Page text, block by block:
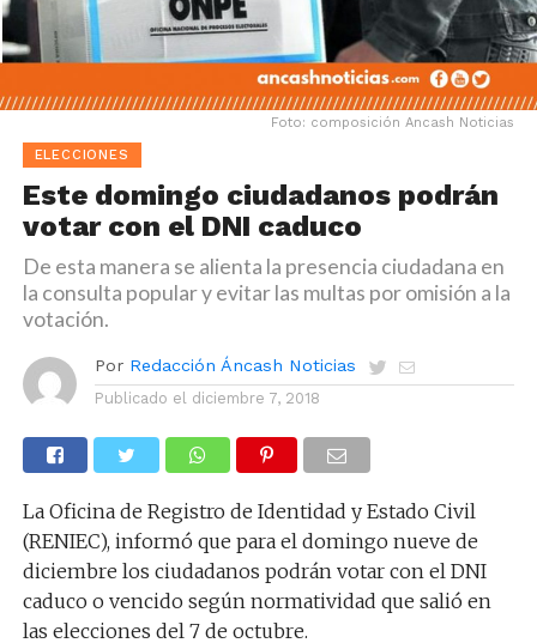
Foto: composición Ancash Noticias
ELECCIONES
Este domingo ciudadanos podrán
votar con el DNI caduco
De esta manera se alienta la presencia ciudadana en
la consulta popular y evitar las multas por omisión a la
votación.
Por Redacción Áncash Noticias
Publicado el diciembre 7, 2018
La Oficina de Registro de Identidad y Estado Civil
(RENIEC), informó que para el domingo nueve de
diciembre los ciudadanos podrán votar con el DNI
caduco o vencido según normatividad que salió en
las elecciones del 7 de octubre.